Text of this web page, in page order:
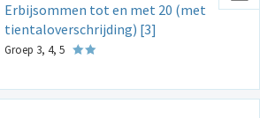
Erbijsommen tot en met 20 (met
tientaloverschrijding) [3]
Groep 3, 4, 5